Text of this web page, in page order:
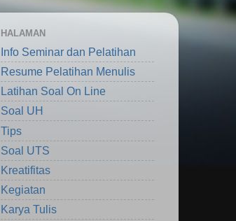
HALAMAN
Info Seminar dan Pelatihan
Resume Pelatihan Menulis
Latihan Soal On Line
Soal UH
Tips
Soal UTS
Kreatifitas
Kegiatan
Karya Tulis